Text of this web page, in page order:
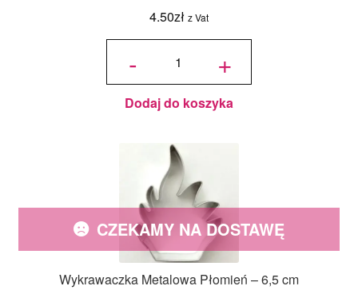
4.50zł z Vat
-
ilość
Motylek 3,9 +
Dodaj do koszyka
Wykrawaczka Metalowa Płomień – 6,5 cm
CZEKAMY NA DOSTAWĘ